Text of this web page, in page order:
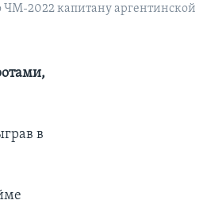
2022 капитану аргентинской
в